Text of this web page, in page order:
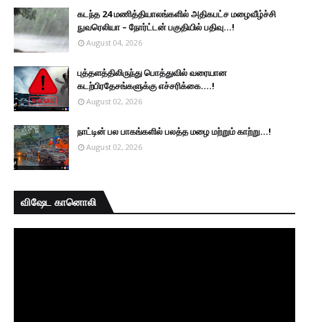
கடந்த 24 மணித்தியாலங்களில் அதிகபட்ச மழைவீழ்ச்சி
நுவரெலியா – நோர்ட்டன் பகுதியில் பதிவு...!
August 04, 2026
புத்தளத்திலிருந்து பொத்துவில் வரையான
கடற்பிரதேசங்களுக்கு எச்சரிக்கை....!
August 02, 2026
நாட்டின் பல பாகங்களில் பலத்த மழை மற்றும் காற்று...!
August 02, 2026
விஷேட கானொலி